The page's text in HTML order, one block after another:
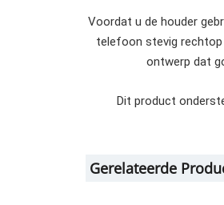
Voordat u de houder
telefoon stevig rechtop
ontwerp dat
Dit product
Gerelateerde